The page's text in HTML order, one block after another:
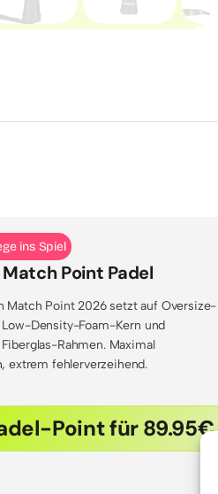
ins Spiel
Point Padel
Match Point 2026 setzt auf Oversize-
Low-Density-Foam-Kern und
Rahmen. Maximal
extrem fehlerverzeihend.
Point für 89.95€